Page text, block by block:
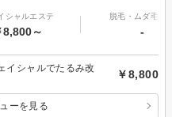
シャルエステ
8,800～
脱毛・ムダ毛処
-
イシャルでたるみ改
￥8,800
ーを見る